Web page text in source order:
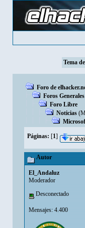
Tema
Foro de
Foros Generales
Foro Libre
Noticias
Páginas: [1]
Autor
El_Andaluz
Moderador
Desconectado
Mensajes: 4.400